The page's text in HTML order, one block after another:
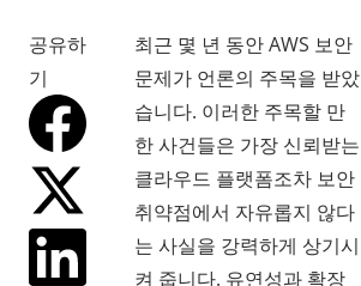
공유하
기
최근 몇 년 동안 AWS 보안
문제가 언론의 주목을 받았
습니다. 이러한 주목할 만
한 사건들은 가장 신뢰받는
클라우드 플랫폼조차 보안
취약점에서 자유롭지 않다
는 사실을 강력하게 상기시
켜 줍니다. 유연성과 확장